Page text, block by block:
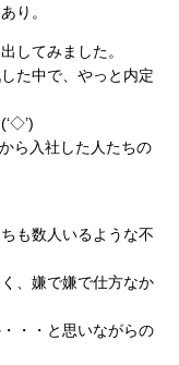
り。
してみました。
た中で、やっと内定
ゞ
ら入社した人たちの
も数人いるような不
、嫌で嫌で仕方なか
・・と思いながらの